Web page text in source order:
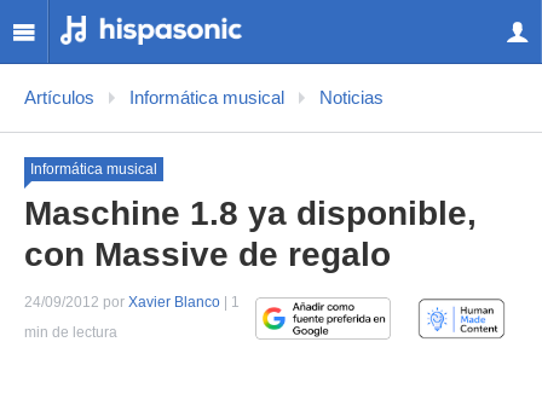
Artículos Informática musical Noticias
Informática musical
Maschine 1.8 ya disponible,
con Massive de regalo
24/09/2012 por Xavier Blanco | 1
min de lectura